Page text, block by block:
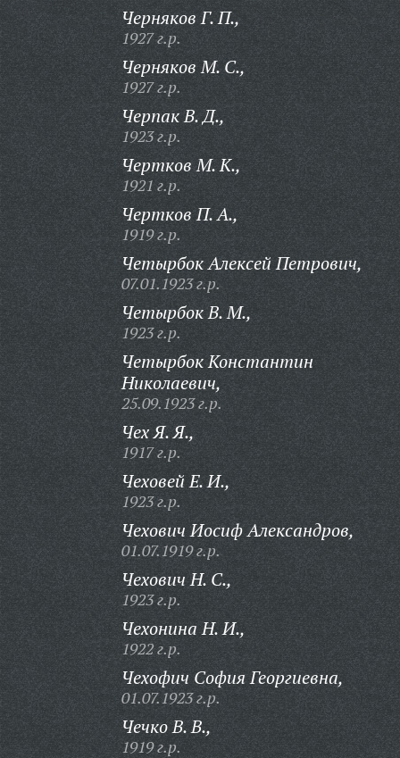
Черняков Г. П.,
1927 г.р.
Черняков М. С.,
1927 г.р.
Черпак В. Д.,
1923 г.р.
Чертков М. К.,
1921 г.р.
Чертков П. А.,
1919 г.р.
Четырбок Алексей Петрович,
07.01.1923 г.р.
Четырбок В. М.,
1923 г.р.
Четырбок Константин
Николаевич,
25.09.1923 г.р.
Чех Я. Я.,
1917 г.р.
Чеховей Е. И.,
1923 г.р.
Чехович Иосиф Александров,
01.07.1919 г.р.
Чехович Н. С.,
1923 г.р.
Чехонина Н. И.,
1922 г.р.
Чехофич София Георгиевна,
01.07.1923 г.р.
Чечко В. В.,
1919 г.р.